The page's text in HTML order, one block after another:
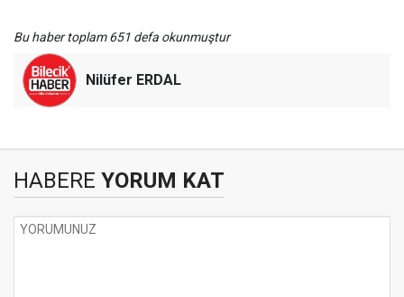
Bu haber toplam 651 defa okunmuştur
Nilüfer ERDAL
HABERE YORUM KAT